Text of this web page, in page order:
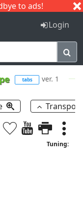
to ads!
I J
Login
tabs ver. 1
Tuning: